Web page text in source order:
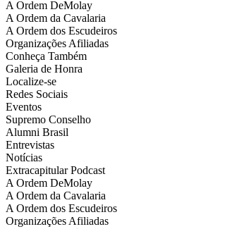
A Ordem DeMolay
A Ordem da Cavalaria
A Ordem dos Escudeiros
Organizações Afiliadas
Conheça Também
Galeria de Honra
Localize-se
Redes Sociais
Eventos
Supremo Conselho
Alumni Brasil
Entrevistas
Notícias
Extracapitular Podcast
A Ordem DeMolay
A Ordem da Cavalaria
A Ordem dos Escudeiros
Organizações Afiliadas